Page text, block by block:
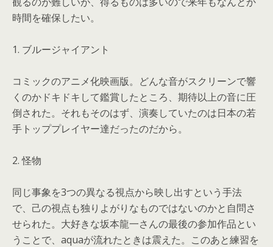
時間を確保したい。
1. ブルージャイアント
コミックのアニメ化映画版。どんな音がスクリーンで響
くのかドキドキして鑑賞したところ、期待以上の音に圧
倒された。それもそのはず、演奏していたのは日本の若
手トッププレイヤー達だったのだから。
2. 怪物
同じ事象を3つの異なる視点から映し出すという手法
で、己の視点も独りよがりなものではないのかと自問さ
せられた。大好きな坂本龍一さんの最後の参加作品とい
うことで、aquaが流れたときは震えた。このあと練習を